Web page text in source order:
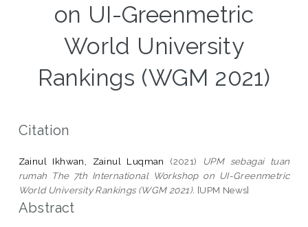
on UI-Greenmetric
World University
Rankings (WGM 2021)
Citation
Zainul Ikhwan, Zainul Luqman (2021)
UPM sebagai tuan
rumah The 7th International Workshop on UI-Greenmetric
World University Rankings (WGM 2021). [UPM News]
Abstract